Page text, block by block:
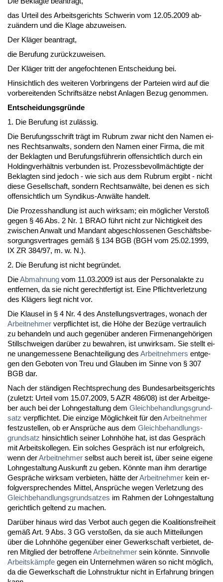
das Ur­teil des Ar­beits­ge­richts Schwe­rin vom 12.05.2009 ab­
zuändern und die Kla­ge ab­zu­wei­sen.
Der Kläger be­an­tragt,
die Be­ru­fung zurück­zu­wei­sen.
Der Kläger tritt der an­ge­foch­te­nen Ent­schei­dung bei.
Hin­sicht­lich des wei­te­ren Vor­brin­gens der Par­tei­en wird auf die
vor­be­rei­ten­den Schriftsätze nebst An­la­gen Be­zug ge­nom­men.
Ent­schei­dungs­gründe
1. Die Be­ru­fung ist zulässig.
Die Be­ru­fungs­schrift trägt im Ru­brum zwar nicht den Na­men ei­
nes Rechts­an­walts, son­dern den Na­men ei­ner Fir­ma, die mit
der Be­klag­ten und Be­ru­fungsführe­rin of­fen­sicht­lich durch ein
Hol­ding­verhält­nis ver­bun­den ist. Pro­zess­be­vollmäch­tig­te der
Be­klag­ten sind je­doch - wie sich aus dem Ru­brum er­gibt - nicht
die­se Ge­sell­schaft, son­dern Rechts­anwälte, bei de­nen es sich
of­fen­sicht­lich um Syn­di­kus-Anwälte han­delt.
Die Pro­zess­hand­lung ist auch wirk­sam; ein mögli­cher Ver­s­toß
ge­gen § 46 Abs. 2 Nr. 1 BRAO führt nicht zur Nich­tig­keit des
zwi­schen An­walt und Man­dant ab­ge­schlos­se­nen Geschäfts­be­
sor­gungs­ver­tra­ges gemäß § 134 BGB (BGH vom 25.02.1999,
IX ZR 384/97, m. w. N.).
2. Die Be­ru­fung ist nicht be­gründet.
DieAb­mah­nung vom 11.03.2009 ist aus der Per­so­nal­ak­te zu
ent­fer­nen, da sie nicht ge­recht­fer­tigt ist. Ei­ne Pflicht­ver­let­zung
des Klägers liegt nicht vor.
Die Klau­sel in § 4 Nr. 4 des An­stel­lungs­ver­tra­ges, wo­nach der
Ar­beit­neh­mer ver­pflich­tet ist, die Höhe der Bezüge ver­trau­lich
zu be­han­deln und auch ge­genüber an­de­ren Fir­men­an­gehöri­gen
Still­schwei­gen darüber zu be­wah­ren, ist un­wirk­sam. Sie stellt ei­
ne un­an­ge­mes­se­ne Be­nach­tei­li­gung des Ar­beit­neh­mers ent­ge­
gen den Ge­bo­ten von Treu und Glau­ben im Sin­ne von § 307
BGB dar.
Nach der ständi­gen Recht­spre­chung des Bun­des­ar­beits­ge­richts
(zu­letzt: Ur­teil vom 15.07.2009, 5 AZR 486/08) ist der Ar­beit­ge­
ber auch bei der Lohn­ge­stal­tung dem Gleich­be­hand­lungs­grund­
satz ver­pflich­tet. Die ein­zi­ge Möglich­keit für denAr­beit­neh­mer
fest­zu­stel­len, ob er Ansprüche aus dem Gleich­be­hand­lungs­
grund­satz hin­sicht­lich sei­ner Lohnhöhe hat, ist das Gespräch
mit Ar­beits­kol­le­gen. Ein sol­ches Gespräch ist nur er­folg­reich,
wenn derAr­beit­neh­mer selbst auch be­reit ist, über sei­ne ei­ge­ne
Lohn­ge­stal­tung Aus­kunft zu ge­ben. Könn­te man ihm der­ar­ti­ge
Gespräche wirk­sam ver­bie­ten, hätte derAr­beit­neh­mer kein er­
folg­ver­spre­chen­des Mit­tel, Ansprüche we­gen Ver­let­zung des
Gleich­be­hand­lungs­grund­sat­zes im Rah­men der Lohn­ge­stal­tung
ge­richt­lich gel­tend zu ma­chen.
Darüber hin­aus wird das Ver­bot auch ge­gen die Ko­ali­ti­ons­frei­heit
gemäß Art. 9 Abs. 3 GG ver­s­toßen, da sie auch Mit­tei­lun­gen
über die Lohnhöhe ge­genüber ei­ner Ge­werk­schaft ver­bie­tet, de­
ren Mit­glied der be­trof­fe­neAr­beit­neh­mer sein könn­te. Sinn­vol­le
Ar­beitskämp­fe ge­gen ein Un­ter­neh­men wären so nicht möglich,
da die Ge­werk­schaft die Lohn­struk­tur nicht in Er­fah­rung brin­gen